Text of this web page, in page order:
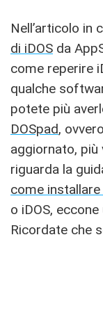
Nell’articolo in
di iDOS da
come reperire
qualche
potete più
DOSpad,
aggiornato, più
riguarda la
come installare
o iDOS,
Ricordate che